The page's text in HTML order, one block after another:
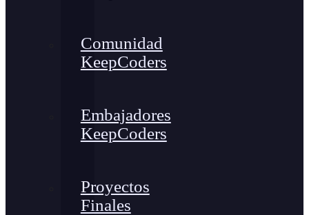
Comunidad
KeepCoders
Embajadores
KeepCoders
Proyectos
Finales